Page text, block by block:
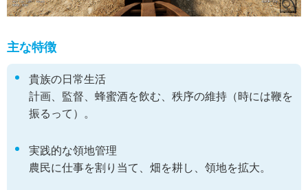
主な特徴
貴族の日常生活
計画、監督、蜂蜜酒を飲む、秩序の維持（時には鞭を
振るって）。
実践的な領地管理
農民に仕事を割り当て、畑を耕し、領地を拡大。